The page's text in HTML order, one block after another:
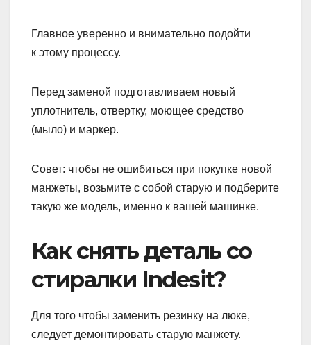
Главное уверенно и внимательно подойти
к этому процессу.
Перед заменой подготавливаем новый
уплотнитель, отвертку, моющее средство
(мыло) и маркер.
Совет: чтобы не ошибиться при покупке новой
манжеты, возьмите с собой старую и подберите
такую же модель, именно к вашей машинке.
Как снять деталь со
стиралки Indesit?
Для того чтобы заменить резинку на люке,
следует демонтировать старую манжету.